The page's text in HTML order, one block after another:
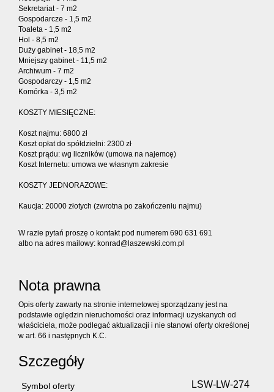
Sekretariat - 7 m2
Gospodarcze - 1,5 m2
Toaleta - 1,5 m2
Hol - 8,5 m2
Duży gabinet - 18,5 m2
Mniejszy gabinet - 11,5 m2
Archiwum - 7 m2
Gospodarczy - 1,5 m2
Komórka - 3,5 m2
KOSZTY MIESIĘCZNE:
Koszt najmu: 6800 zł
Koszt opłat do spółdzielni: 2300 zł
Koszt prądu: wg liczników (umowa na najemcę)
Koszt Internetu: umowa we własnym zakresie
KOSZTY JEDNORAZOWE:
Kaucja: 20000 złotych (zwrotna po zakończeniu najmu)
W razie pytań proszę o kontakt pod numerem 690 631 691
albo na adres mailowy: konrad@laszewski.com.pl
Nota prawna
Opis oferty zawarty na stronie internetowej sporządzany jest na
podstawie oględzin nieruchomości oraz informacji uzyskanych od
właściciela, może podlegać aktualizacji i nie stanowi oferty określonej
w art. 66 i następnych K.C.
Szczegóły
Symbol oferty LSW-LW-274